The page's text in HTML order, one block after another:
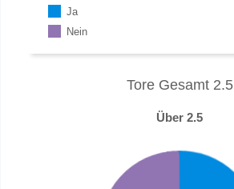
Ja
Nein
Tore Gesamt 2.5
Über 2.5